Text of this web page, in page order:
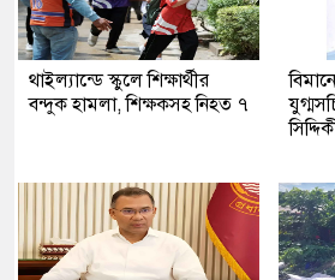
থাইল্যান্ডে স্কুলে শিক্ষার্থীর
বন্দুক হামলা, শিক্ষকসহ নিহত ৭